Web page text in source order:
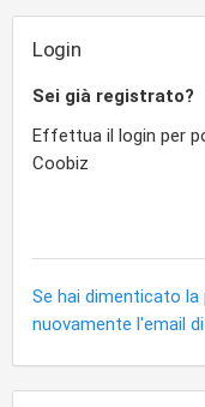
Login
Sei già registrato?
Effettua il login per
Coobiz
Se hai dimenticato
nuovamente l'email